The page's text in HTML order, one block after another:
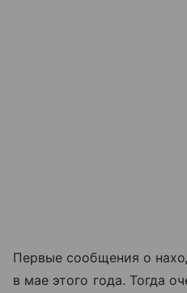
Первые сообщения о
в мае этого года. Тогда